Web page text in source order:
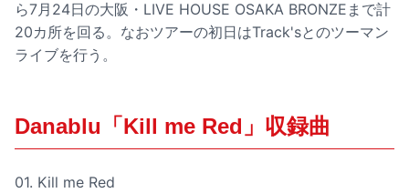
ら7月24日の大阪・LIVE HOUSE OSAKA BRONZEまで計
20カ所を回る。なおツアーの初日はTrack'sとのツーマン
ライブを行う。
Danablu「Kill me Red」収録曲
01. Kill me Red